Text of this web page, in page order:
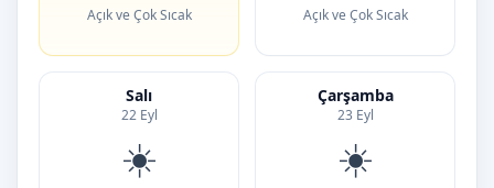
Açık ve Çok Sıcak Açık ve Çok Sıcak
Salı
22 Eyl
☀️
Çarşamba
23 Eyl
☀️